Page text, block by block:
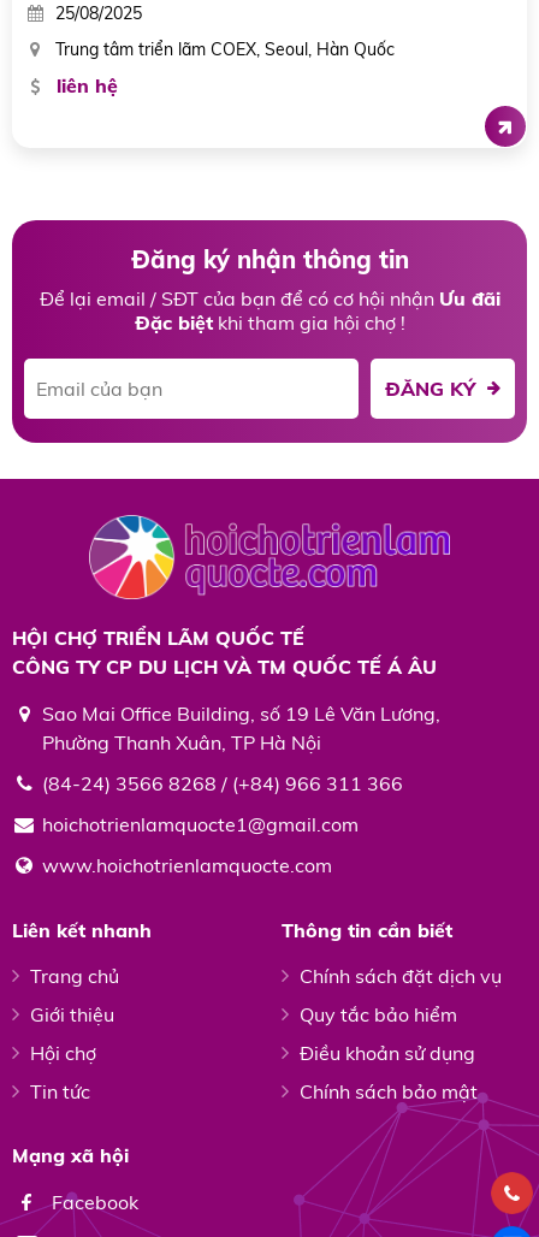
25/08/2025
Trung tâm triển lãm COEX, Seoul, Hàn Quốc
liên hệ
Đăng ký nhận thông tin
Để lại email / SĐT của bạn để có cơ hội nhận Ưu đãi
Đặc biệtkhi tham gia hội chợ !
ĐĂNG KÝ
HỘI CHỢ TRIỂN LÃM QUỐC TẾ
CÔNG TY CP DU LỊCH VÀ TM QUỐC TẾ Á ÂU
Sao Mai Office Building, số 19 Lê Văn Lương,
Phường Thanh Xuân, TP Hà Nội
(84-24) 3566 8268 / (+84) 966 311 366
hoichotrienlamquocte1@gmail.com
www.hoichotrienlamquocte.com
Liên kết nhanh
Trang chủ
Giới thiệu
Hội chợ
Tin tức
Thông tin cần biết
Chính sách đặt dịch vụ
Quy tắc bảo hiểm
Điều khoản sử dụng
Chính sách bảo mật
Mạng xã hội
Facebook